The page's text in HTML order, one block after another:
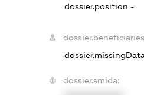
dossier.position -
dossier.missingData
dossier.smida: